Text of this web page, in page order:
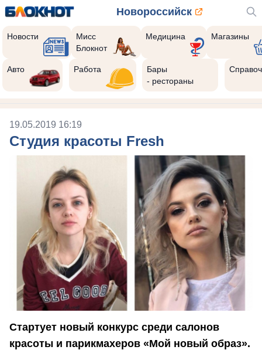
Новороссийск
Новости
Мисс
Блокнот
Медицина Магазины
Авто Работа
Бары
- рестораны
19.05.2019 16:19
Студия красоты Fresh
Cтартует новый конкурс среди салонов
красоты и парикмахеров «Мой новый образ».